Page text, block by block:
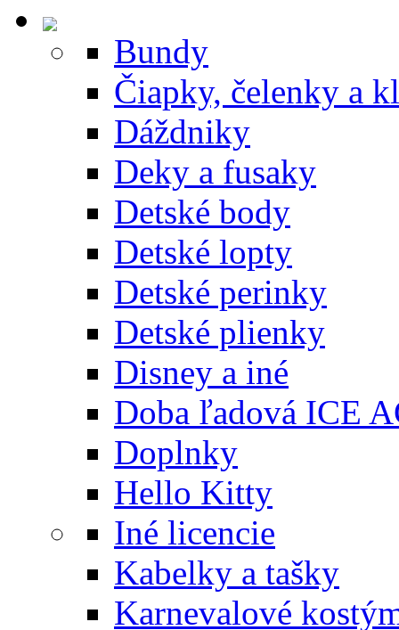
Bundy
Čiapky, čelenky a
Dáždniky
Deky a fusaky
Detské body
Detské lopty
Detské perinky
Detské plienky
Disney a iné
Doba ľadová ICE
Doplnky
Hello Kitty
Iné licencie
Kabelky a tašky
Karnevalové